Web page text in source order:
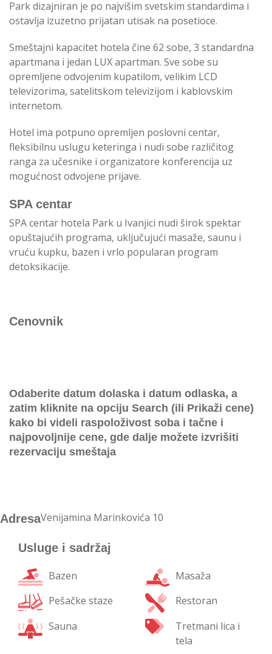
Park dizajniran je po najvišim svetskim standardima i
ostavlja izuzetno prijatan utisak na posetioce.
Smeštajni kapacitet hotela čine 62 sobe, 3 standardna
apartmana i jedan LUX apartman. Sve sobe su
opremljene odvojenim kupatilom, velikim LCD
televizorima, satelitskom televizijom i kablovskim
internetom.
Hotel ima potpuno opremljen poslovni centar,
fleksibilnu uslugu keteringa i nudi sobe različitog
ranga za učesnike i organizatore konferencija uz
mogućnost odvojene prijave.
SPA centar
SPA centar hotela Park u Ivanjici nudi širok spektar
opuštajućih programa, uključujući masaže, saunu i
vruću kupku, bazen i vrlo popularan program
detoksikacije.
Cenovnik
Odaberite datum dolaska i datum odlaska, a
zatim kliknite na opciju Search (ili Prikaži cene)
kako bi videli raspoloživost soba i tačne i
najpovoljnije cene, gde dalje možete izvrišiti
rezervaciju smeštaja
AdresaVenijamina Marinkovića 10
Usluge i sadržaj
Bazen
Masaža
Pešačke staze
Restoran
Sauna
Tretmani lica i
tela